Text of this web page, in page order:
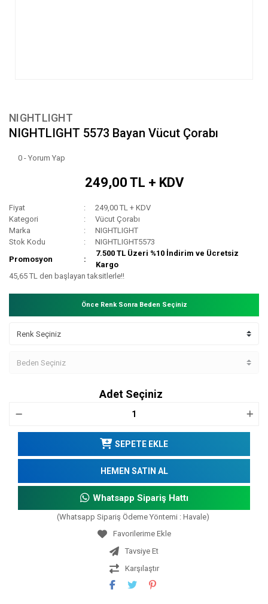
NIGHTLIGHT
NIGHTLIGHT 5573 Bayan Vücut Çorabı
0 - Yorum Yap
249,00 TL + KDV
Fiyat
249,00 TL + KDV
Kategori
Vücut Çorabı
Marka
NIGHTLIGHT
Stok Kodu
NIGHTLIGHT5573
Promosyon
7.500 TL Üzeri %10 İndirim ve Ücretsiz
Kargo
45,65 TL den başlayan taksitlerle!!
Önce Renk Sonra Beden Seçiniz
Adet Seçiniz
SEPETE EKLE
HEMEN SATIN AL
Whatsapp Sipariş Hattı
(Whatsapp Sipariş Ödeme Yöntemi : Havale)
Tavsiye Et
Karşılaştır